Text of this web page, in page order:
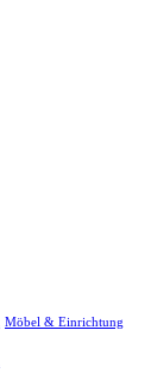
Möbel & Einrichtung